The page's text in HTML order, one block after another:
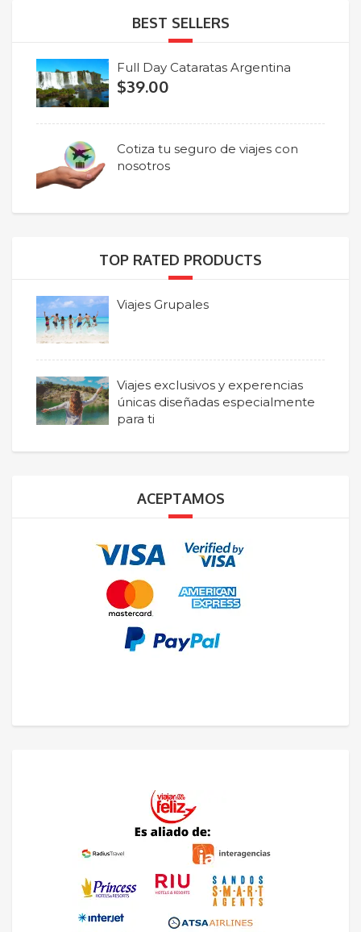
BEST SELLERS
Full Day Cataratas Argentina
$39.00
Cotiza tu seguro de viajes con
nosotros
TOP RATED PRODUCTS
Viajes Grupales
Viajes exclusivos y experencias
únicas diseñadas especialmente
para ti
ACEPTAMOS